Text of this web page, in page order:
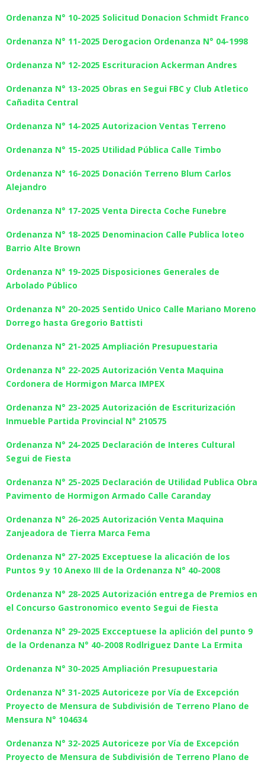
Ordenanza N° 10-2025 Solicitud Donacion Schmidt Franco
Ordenanza N° 11-2025 Derogacion Ordenanza N° 04-1998
Ordenanza N° 12-2025 Escrituracion Ackerman Andres
Ordenanza N° 13-2025 Obras en Segui FBC y Club Atletico
Cañadita Central
Ordenanza N° 14-2025 Autorizacion Ventas Terreno
Ordenanza N° 15-2025 Utilidad Pública Calle Timbo
Ordenanza N° 16-2025 Donación Terreno Blum Carlos
Alejandro
Ordenanza N° 17-2025 Venta Directa Coche Funebre
Ordenanza N° 18-2025 Denominacion Calle Publica loteo
Barrio Alte Brown
Ordenanza N° 19-2025 Disposiciones Generales de
Arbolado Público
Ordenanza N° 20-2025 Sentido Unico Calle Mariano Moreno
Dorrego hasta Gregorio Battisti
Ordenanza N° 21-2025 Ampliación Presupuestaria
Ordenanza N° 22-2025 Autorización Venta Maquina
Cordonera de Hormigon Marca IMPEX
Ordenanza N° 23-2025 Autorización de Escriturización
Inmueble Partida Provincial N° 210575
Ordenanza N° 24-2025 Declaración de Interes Cultural
Segui de Fiesta
Ordenanza N° 25-2025 Declaración de Utilidad Publica Obra
Pavimento de Hormigon Armado Calle Caranday
Ordenanza N° 26-2025 Autorización Venta Maquina
Zanjeadora de Tierra Marca Fema
Ordenanza N° 27-2025 Exceptuese la alicación de los
Puntos 9 y 10 Anexo III de la Ordenanza N° 40-2008
Ordenanza N° 28-2025 Autorización entrega de Premios en
el Concurso Gastronomico evento Segui de Fiesta
Ordenanza N° 29-2025 Excceptuese la aplición del punto 9
de la Ordenanza N° 40-2008 Rodlriguez Dante La Ermita
Ordenanza N° 30-2025 Ampliación Presupuestaria
Ordenanza N° 31-2025 Autoriceze por Vía de Excepción
Proyecto de Mensura de Subdivisión de Terreno Plano de
Mensura N° 104634
Ordenanza N° 32-2025 Autoriceze por Vía de Excepción
Proyecto de Mensura de Subdivisión de Terreno Plano de